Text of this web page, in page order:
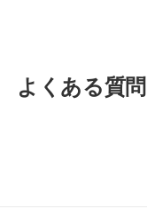
よくある質問